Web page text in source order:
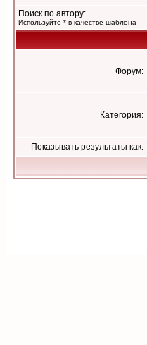
Поиск по автору:
Используйте * в качестве шаблона
Форум:
Категория:
Показывать результаты как: